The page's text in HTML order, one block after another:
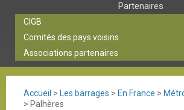
Partenaires
CIGB
Comités des pays voisins
Associations partenaires
Accueil > Les barrages > En France >
> Palhères